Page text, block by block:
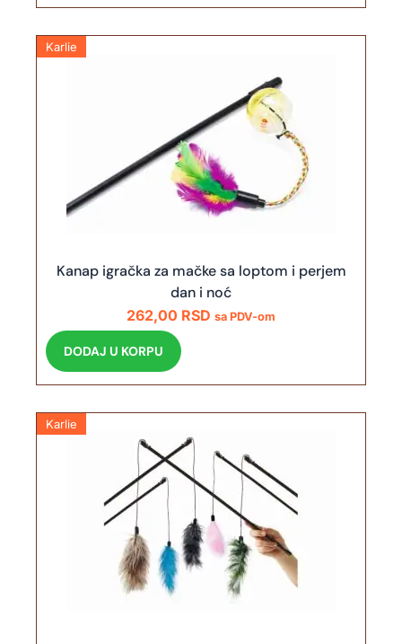
Karlie
Kanap igračka za mačke sa loptom i perjem
dan i noć
262,00 RSD sa PDV-om
DODAJ U KORPU
Karlie